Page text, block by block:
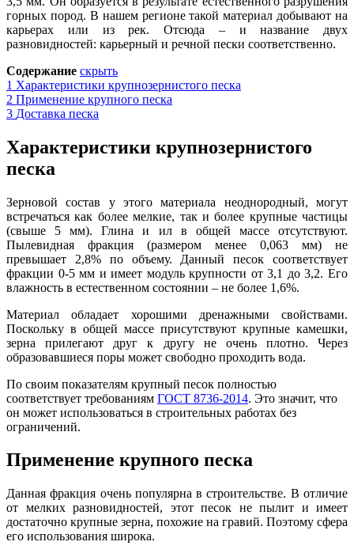
горных пород. В нашем регионе такой материал добывают на
карьерах или из рек. Отсюда – и название двух
разновидностей: карьерный и речной пески соответственно.
Содержание скрыть
1 Характеристики крупнозернистого песка
2 Применение крупного песка
3 Доставка песка
Характеристики крупнозернистого
песка
Зерновой состав у этого материала неоднородный, могут
встречаться как более мелкие, так и более крупные частицы
(свыше 5 мм). Глина и ил в общей массе отсутствуют.
Пылевидная фракция (размером менее 0,063 мм) не
превышает 2,8% по объему. Данный песок соответствует
фракции 0-5 мм и имеет модуль крупности от 3,1 до 3,2. Его
влажность в естественном состоянии – не более 1,6%.
Материал обладает хорошими дренажными свойствами.
Поскольку в общей массе присутствуют крупные камешки,
зерна прилегают друг к другу не очень плотно. Через
образовавшиеся поры может свободно проходить вода.
По своим показателям крупный песок полностью
соответствует требованиям ГОСТ 8736-2014. Это значит, что
он может использоваться в строительных работах без
ограничений.
Применение крупного песка
Данная фракция очень популярна в строительстве. В отличие
от мелких разновидностей, этот песок не пылит и имеет
достаточно крупные зерна, похожие на гравий. Поэтому сфера
его использования широка.